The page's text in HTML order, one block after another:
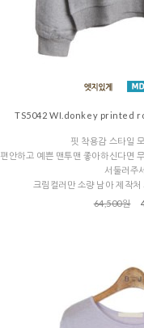
TS5042 WI.donkey printed
핏 착용감 스타일
편안하고 예쁜 맨투맨 좋아하신다면
서둘러주
크림컬러만 소량 남아 제작
64,500원